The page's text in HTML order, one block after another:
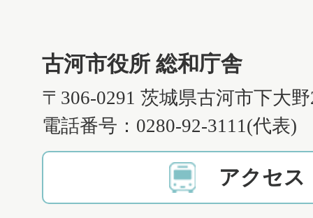
古河市役所 総和庁舎
〒306-0291 茨城県古河市下大
電話番号：0280-92-3111(代表)
アクセス